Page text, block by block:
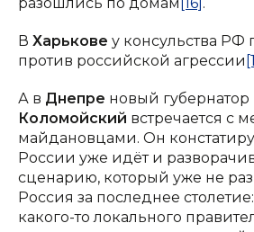
В Харькове у консульства
против российской агрессии
А в Днепре новый губернатор
Коломойский встречается с
майдановцами. Он
России уже идёт и
сценарию, который уже не
Россия за последнее
какого-то локального